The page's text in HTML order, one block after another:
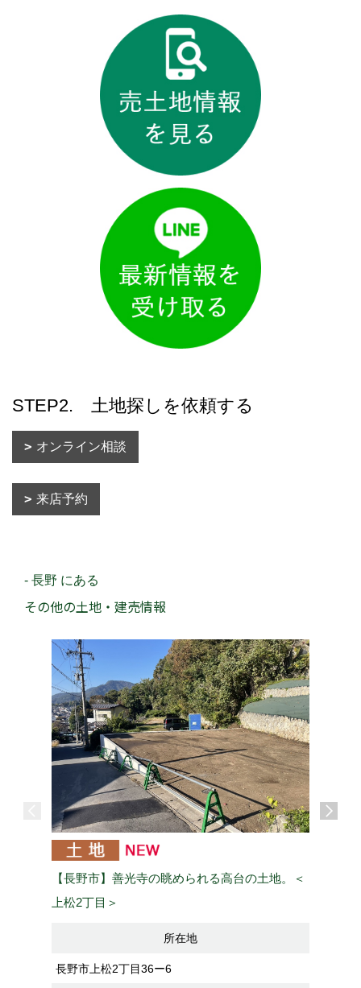
STEP2. 土地探しを依頼する
オンライン相談
来店予約
- 長野 にある
その他の土地・建売情報
【長野市】善光寺の眺められる高台の土地。＜
上松2丁目＞
所在地
長野市上松2丁目36ー6